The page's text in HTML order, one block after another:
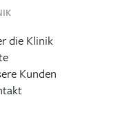
die Klinik
Kunden